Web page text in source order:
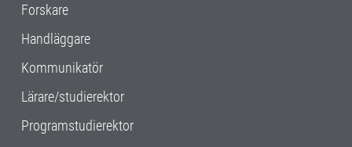
Forskare
Handläggare
Kommunikatör
Lärare/studierektor
Programstudierektor